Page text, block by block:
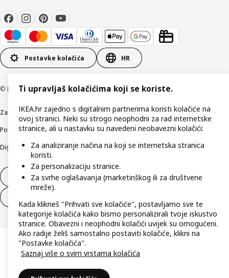
Postavke kolačića HR
© Inter IKEA Systems B.V 1999-2026
Zaštita privatnostiKako koristimo kolačiće (Cookies) Uvjeti poslovanja
Podaci o tvrtki IKEA HrvatskaEtično otkrivanje sigurnosnih nedostataka
Digitalna pristupačnost
Jednostrani raskid ugovora
Ti upravljaš kolačićima koji se koriste.
IKEA.hr zajedno s digitalnim partnerima koristi kolačiće na
ovoj stranici. Neki su strogo neophodni za rad internetske
stranice, ali u nastavku su navedeni neobavezni kolačići:
Za analiziranje načina na koji se internetska stranica
koristi.
Za personalizaciju stranice.
Za svrhe oglašavanja (marketinškog ili za društvene
mreže).
Kada klikneš "Prihvati sve kolačiće", postavljamo sve te
kategorije kolačića kako bismo personalizirali tvoje iskustvo
stranice. Obavezni i neophodni kolačići uvijek su omogućeni.
Ako radije želiš samostalno postaviti kolačiće, klikni na
"Postavke kolačića".
Saznaj više o svim vrstama kolačića